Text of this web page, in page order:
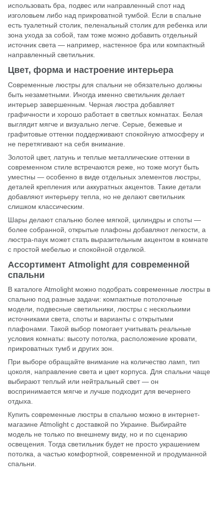
использовать бра , подвес или направленный спот над
изголовьем либо над прикроватной тумбой. Если в спальне
есть туалетный столик, пеленальный столик для ребенка или
зона ухода за собой, там тоже можно добавить отдельный
источник света — например, настенное бра или компактный
направленный светильник.
Цвет, форма и настроение интерьера
Современные люстры для спальни не обязательно должны
быть незаметными. Иногда именно светильник делает
интерьер завершенным. Черная люстра добавляет
графичности и хорошо работает в светлых комнатах. Белая
выглядит мягче и визуально легче. Серые, бежевые и
графитовые оттенки поддерживают спокойную атмосферу и
не перетягивают на себя внимание.
Золотой цвет, латунь и теплые металлические оттенки в
современном стиле встречаются реже, но тоже могут быть
уместны — особенно в виде отдельных элементов люстры,
деталей крепления или аккуратных акцентов. Такие детали
добавляют интерьеру тепла, но не делают светильник
слишком классическим.
Шары делают спальню более мягкой, цилиндры и споты —
более собранной, открытые плафоны добавляют легкости, а
люстра-паук может стать выразительным акцентом в комнате
с простой мебелью и спокойной отделкой.
Ассортимент Atmolight для современной
спальни
В каталоге Atmolight можно подобрать современные люстры в
спальню под разные задачи: компактные потолочные
модели, подвесные светильники , люстры с несколькими
источниками света, споты и варианты с открытыми
плафонами. Такой выбор помогает учитывать реальные
условия комнаты: высоту потолка, расположение кровати,
прикроватных тумб и других зон.
При выборе обращайте внимание на количество ламп, тип
цоколя, направление света и цвет корпуса. Для спальни чаще
выбирают теплый или нейтральный свет — он
воспринимается мягче и лучше подходит для вечернего
отдыха.
Купить современные люстры в спальню можно в интернет-
магазине Atmolight с доставкой по Украине. Выбирайте
модель не только по внешнему виду, но и по сценарию
освещения. Тогда светильник будет не просто украшением
потолка, а частью комфортной, современной и продуманной
спальни.